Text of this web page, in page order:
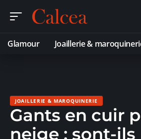
Glamour Joaillerie &
JOAILLERIE & MAROQUINERIE
Gants en cuir
neige : sont-ils